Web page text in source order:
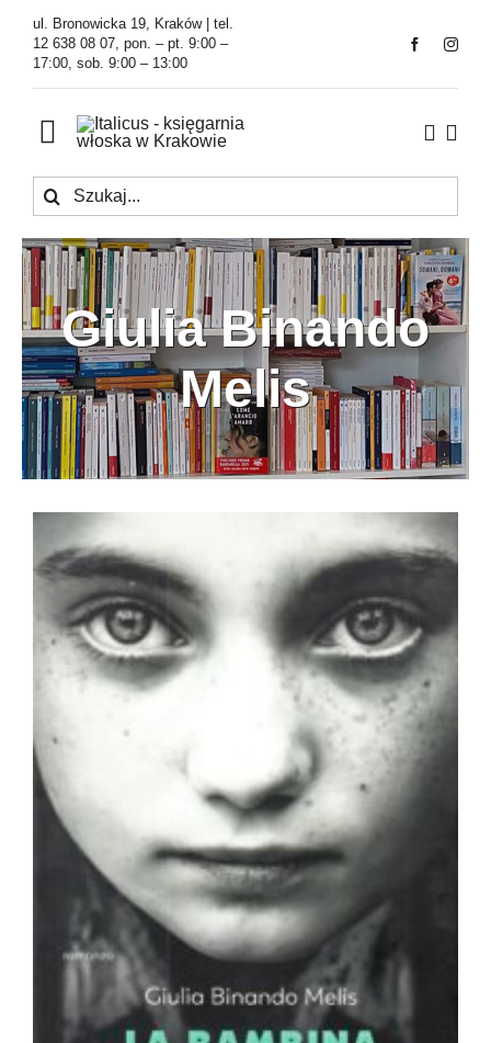
Przejdź
zawartości
ul. Bronowicka 19, Kraków | tel.
12 638 08 07, pon. – pt. 9:00 –
17:00, sob. 9:00 – 13:00
Toggle
Navigation
Księgarnia
Kawiarnia
Tłumaczenia
O Firmie
Aktualności
Kontakt
Szukaj
Giulia Binando
Melis
La bambina sputafuoco